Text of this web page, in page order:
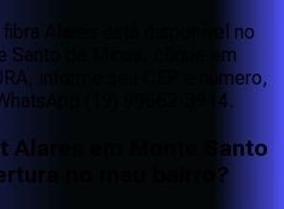
Alares está disponível no
Santo de Minas, clique em
informe seu CEP e número,
(19) 99662-3914.
Alares em Monte Santo
no meu bairro?